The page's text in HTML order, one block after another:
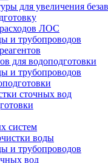
для увеличения
ЛОС
и трубопроводов
для водоподготовки
и трубопроводов
сточных вод
систем
воды
и трубопроводов
вод